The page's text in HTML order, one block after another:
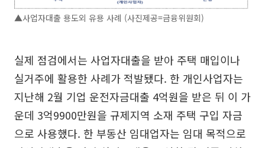
▲사업자대출 용도외 유용 사례 (사진제공=금융위원회)
실제 점검에서는 사업자대출을 받아 주택 매입이나
실거주에 활용한 사례가 적발됐다. 한 개인사업자는
지난해 2월 기업 운전자금대출 4억원을 받은 뒤 이 가
운데 3억9900만원을 규제지역 소재 주택 구입 자금
으로 사용했다. 한 부동산 임대업자는 임대 목적으로